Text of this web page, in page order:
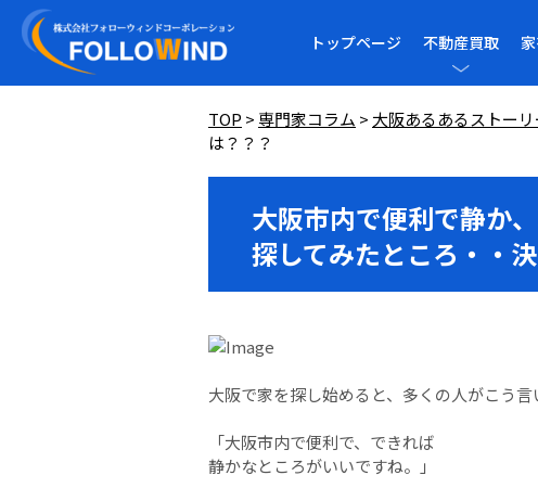
トップページ 不動産買取
TOP > 専門家コラム > 大阪あるあるストーリ
は？？？
大阪市内で便利で静か
探してみたところ・・
大阪で家を探し始めると、多くの人がこう言
「大阪市内で便利で、できれば
静かなところがいいですね。」